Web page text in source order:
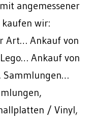
angemessener
wir:
Art… Ankauf von
Ankauf von
Sammlungen…
/ Vinyl,